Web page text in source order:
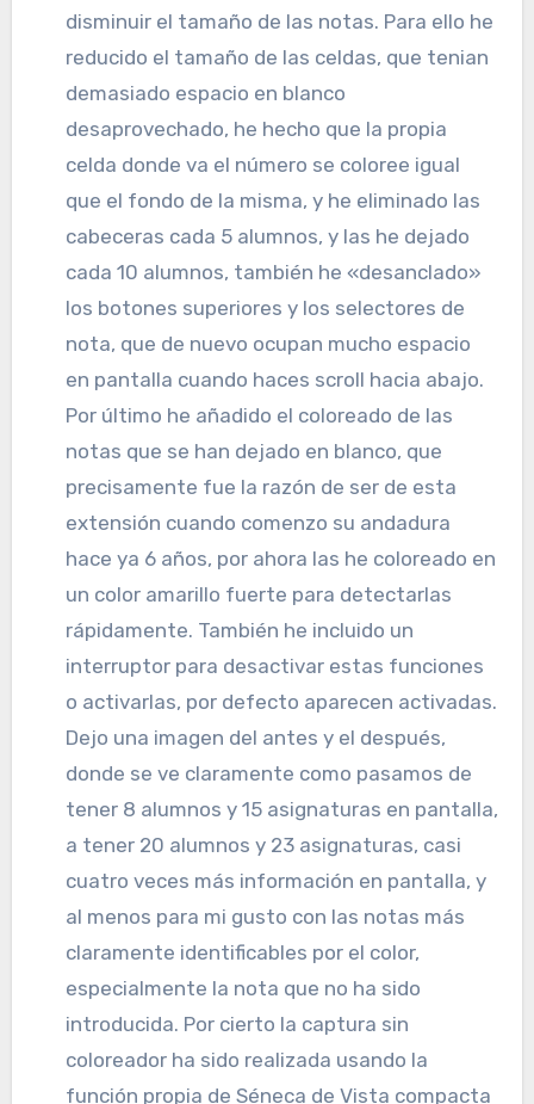
disminuir el tamaño de las notas. Para ello he
reducido el tamaño de las celdas, que tenian
demasiado espacio en blanco
desaprovechado, he hecho que la propia
celda donde va el número se coloree igual
que el fondo de la misma, y he eliminado las
cabeceras cada 5 alumnos, y las he dejado
cada 10 alumnos, también he «desanclado»
los botones superiores y los selectores de
nota, que de nuevo ocupan mucho espacio
en pantalla cuando haces scroll hacia abajo.
Por último he añadido el coloreado de las
notas que se han dejado en blanco, que
precisamente fue la razón de ser de esta
extensión cuando comenzo su andadura
hace ya 6 años, por ahora las he coloreado en
un color amarillo fuerte para detectarlas
rápidamente. También he incluido un
interruptor para desactivar estas funciones
o activarlas, por defecto aparecen activadas.
Dejo una imagen del antes y el después,
donde se ve claramente como pasamos de
tener 8 alumnos y 15 asignaturas en pantalla,
a tener 20 alumnos y 23 asignaturas, casi
cuatro veces más información en pantalla, y
al menos para mi gusto con las notas más
claramente identificables por el color,
especialmente la nota que no ha sido
introducida. Por cierto la captura sin
coloreador ha sido realizada usando la
función propia de Séneca de Vista compacta